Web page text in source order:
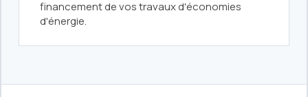
financement de vos travaux d'économies
d'énergie.